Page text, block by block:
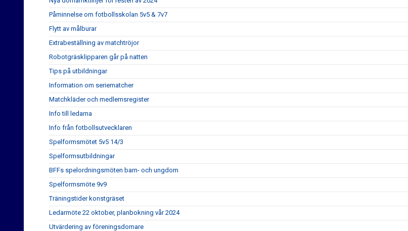
Påminnelse om fotbollsskolan 5v5 & 7v7
Flytt av målburar
Extrabeställning av matchtröjor
Robotgräsklipparen går på natten
Tips på utbildningar
Information om seriematcher
Matchkläder och medlemsregister
Info till ledarna
Info från fotbollsutvecklaren
Spelformsmötet 5v5 14/3
Spelformsutbildningar
BFFs spelordningsmöten barn- och ungdom
Spelformsmöte 9v9
Träningstider konstgräset
Ledarmöte 22 oktober, planbokning vår 2024
Utvärdering av föreningsdomare